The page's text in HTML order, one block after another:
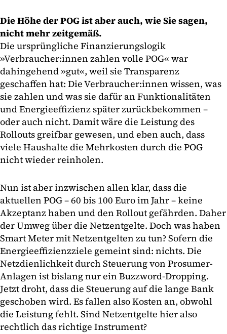
Die Höhe der POG ist aber auch, wie Sie sagen,
nicht mehr zeitgemäß.
Die ursprüngliche Finanzierungslogik
»Verbraucher:innen zahlen volle POG« war
dahingehend »gut«, weil sie Transparenz
geschaffen hat: Die Verbraucher:innen wissen, was
sie zahlen und was sie dafür an Funktionalitäten
und Energieeffizienz später zurückbekommen –
oder auch nicht. Damit wäre die Leistung des
Rollouts greifbar gewesen, und eben auch, dass
viele Haushalte die Mehrkosten durch die POG
nicht wieder reinholen.
Nun ist aber inzwischen allen klar, dass die
aktuellen POG – 60 bis 100 Euro im Jahr – keine
Akzeptanz haben und den Rollout gefährden. Daher
der Umweg über die Netzentgelte. Doch was haben
Smart Meter mit Netzentgelten zu tun? Sofern die
Energieeffizienzziele gemeint sind: nichts. Die
Netzdienlichkeit durch Steuerung von Prosumer-
Anlagen ist bislang nur ein Buzzword-Dropping.
Jetzt droht, dass die Steuerung auf die lange Bank
geschoben wird. Es fallen also Kosten an, obwohl
die Leistung fehlt. Sind Netzentgelte hier also
rechtlich das richtige Instrument?